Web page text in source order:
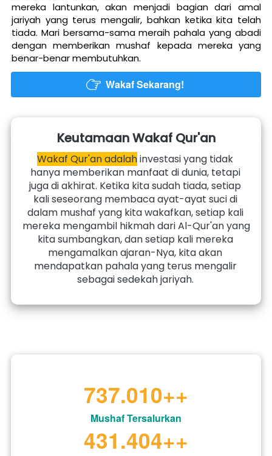
mereka lantunkan, akan menjadi bagian dari amal
jariyah yang terus mengalir, bahkan ketika kita telah
tiada. Mari bersama-sama meraih pahala yang abadi
dengan memberikan mushaf kepada mereka yang
benar-benar membutuhkan.
` Wakaf Sekarang!
Keutamaan Wakaf Qur'an
Wakaf Qur'an adalah investasi yang tidak
hanya memberikan manfaat di dunia, tetapi
juga di akhirat. Ketika kita sudah tiada, setiap
kali seseorang membaca ayat-ayat suci di
dalam mushaf yang kita wakafkan, setiap kali
mereka mengambil hikmah dari Al-Qur'an yang
kita sumbangkan, dan setiap kali mereka
mengamalkan ajaran-Nya, kita akan
mendapatkan pahala yang terus mengalir
sebagai sedekah jariyah.
737.010++
Mushaf Tersalurkan
431.404++